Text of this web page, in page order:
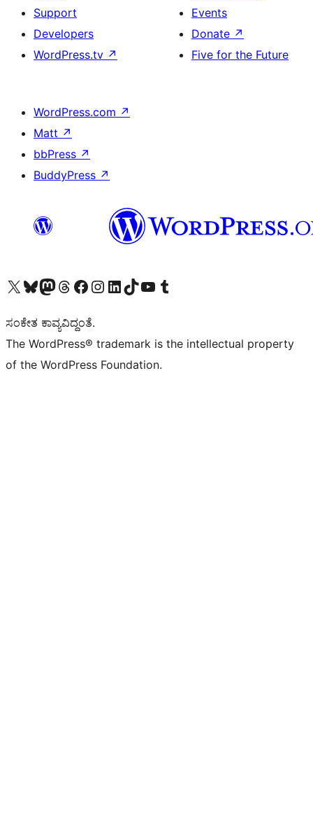
Support
Developers
WordPress.tv ↗
Events
Donate ↗
Five for the Future
WordPress.com ↗
Matt ↗
bbPress ↗
BuddyPress ↗
Visit our X (formerly Twitter) account
Visit our Bluesky account
Visit our Mastodon account
Visit our Threads account
Visit our Facebook page
Visit our Instagram account
Visit our LinkedIn account
Visit our TikTok account
Visit our YouTube channel
Visit our Tumblr account
ಸಂಕೇತ ಕಾವ್ಯವಿದ್ದಂತೆ.
The WordPress® trademark is the intellectual property
of the WordPress Foundation.